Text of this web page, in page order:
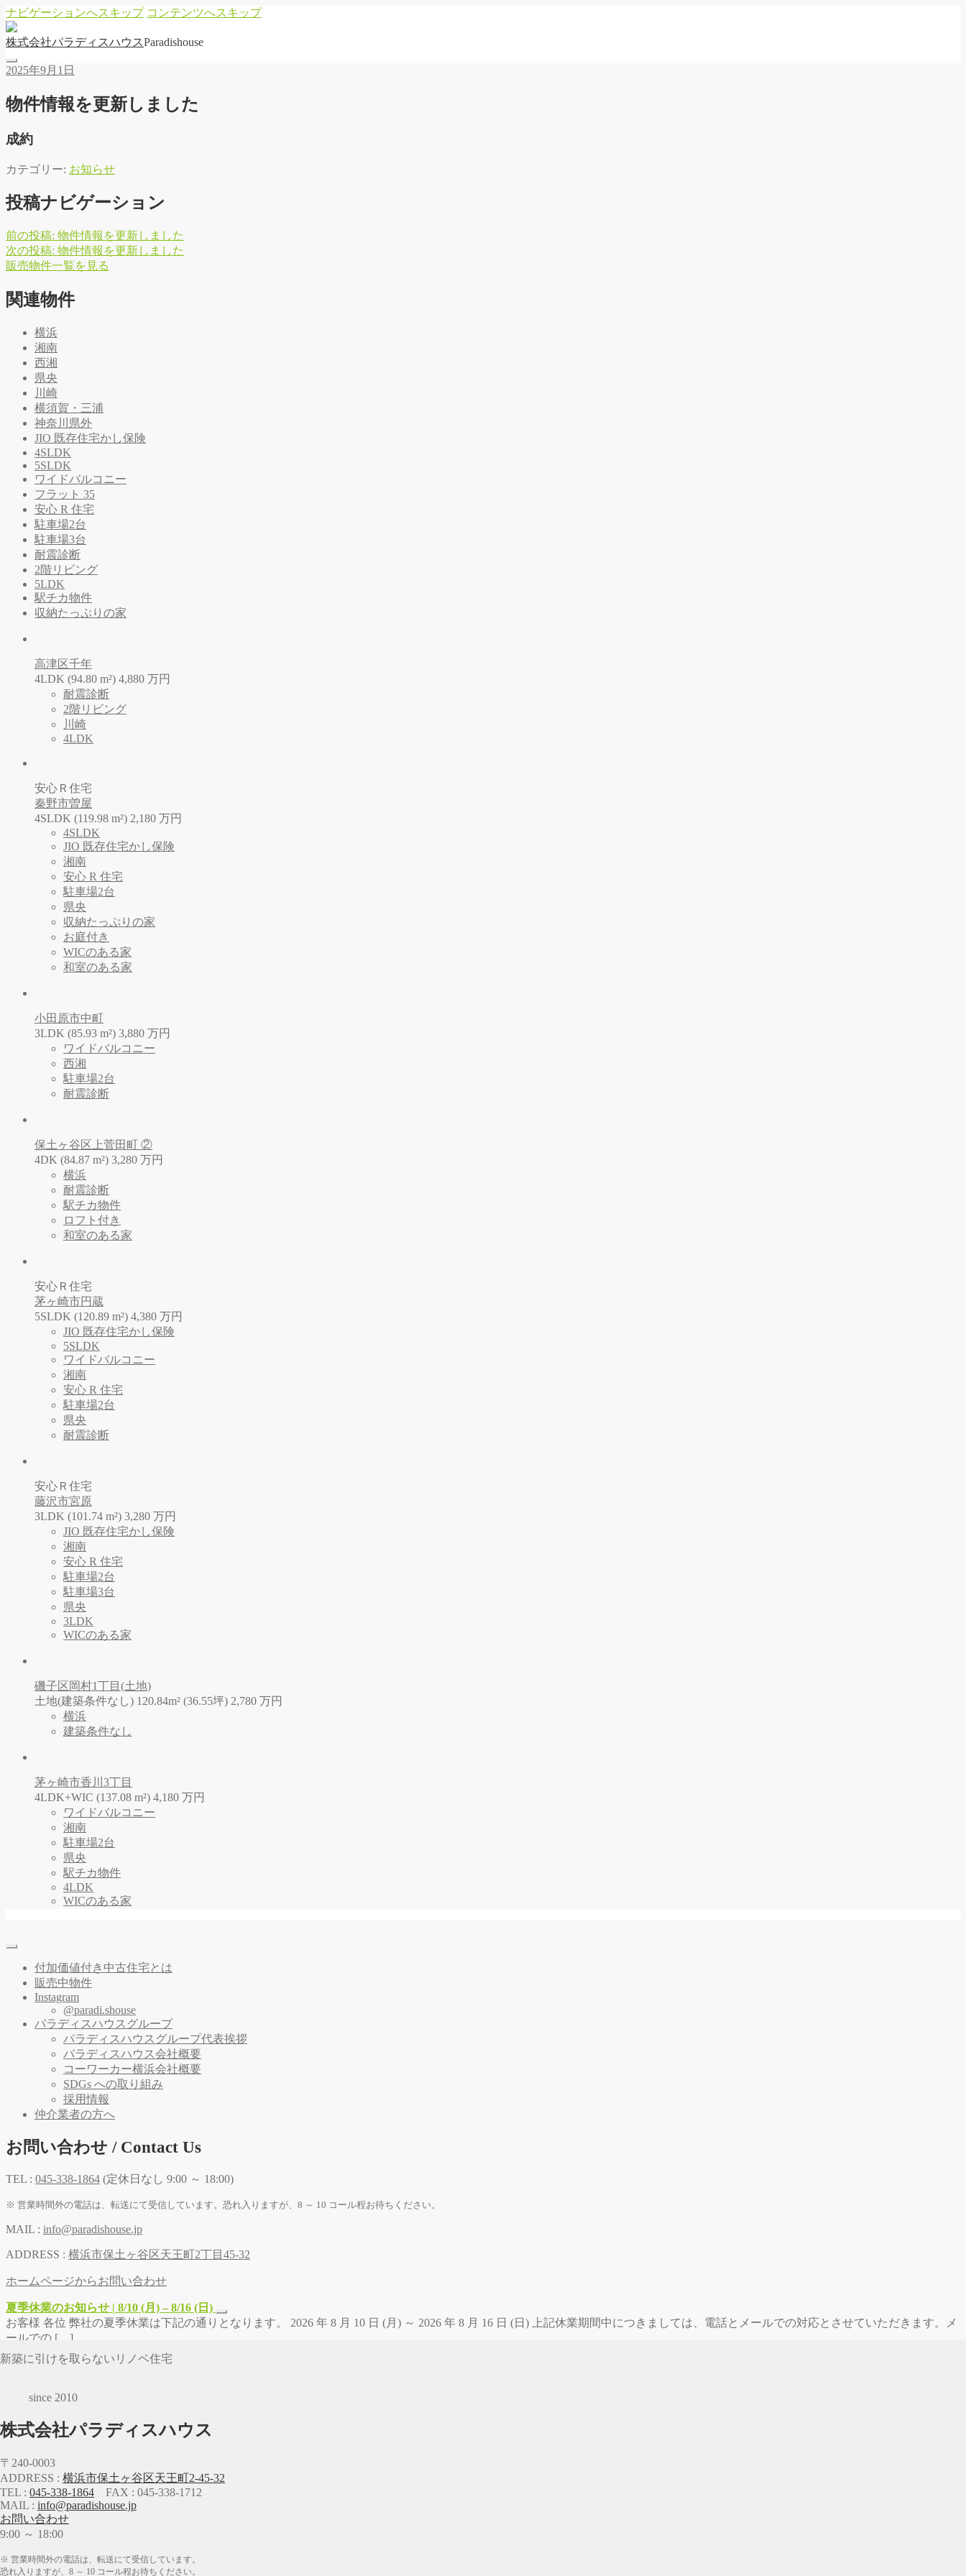
ナビゲーションへスキップ コンテンツへスキップ
株式会社パラディ スハウ スParadishouse
2025年9月1日
物件情報を更新しました
成約
カテゴリー: お知らせ
投稿ナビゲーション
前の投稿: 物件情報を更新しました
次の投稿: 物件情報を更新しました
販売物件一覧を 見る
関連物件
横浜
湘南
西湘
県央
川崎
横須賀・三浦
神奈川県外
JIO 既存住宅かし保険
4SLDK
5SLDK
ワイドバルコニー
フラット 35
安心 R 住宅
駐車場2台
駐車場3台
耐震診断
2階リビング
5LDK
駅チカ物件
収納たっぷりの家
高津区千年
4LDK (94.80 m²) 4,880 万円
耐震診断
2階リビング
川崎
4LDK
安心Ｒ住宅
秦野市曽屋
4SLDK (119.98 m²) 2,180 万円
4SLDK
JIO 既存住宅かし保険
湘南
安心 R 住宅
駐車場2台
県央
収納たっぷりの家
お庭付き
WICのある家
和室のある家
小田原市中町
3LDK (85.93 m²) 3,880 万円
ワイドバルコニー
西湘
駐車場2台
耐震診断
保土ヶ谷区上菅田町 ②
4DK (84.87 m²) 3,280 万円
横浜
耐震診断
駅チカ物件
ロフト付き
和室のある家
安心Ｒ住宅
茅ヶ崎市円蔵
5SLDK (120.89 m²) 4,380 万円
JIO 既存住宅かし保険
5SLDK
ワイドバルコニー
湘南
安心 R 住宅
駐車場2台
県央
耐震診断
安心Ｒ住宅
藤沢市宮原
3LDK (101.74 m²) 3,280 万円
JIO 既存住宅かし保険
湘南
安心 R 住宅
駐車場2台
駐車場3台
県央
3LDK
WICのある家
磯子区岡村1丁目(土地)
土地(建築条件なし) 120.84m² (36.55坪) 2,780 万円
横浜
建築条件なし
茅ヶ崎市香川3丁目
4LDK+WIC (137.08 m²) 4,180 万円
ワイドバルコニー
湘南
駐車場2台
県央
駅チカ物件
4LDK
WICのある家
新築に引けを取らないリノベ住宅
since 2010
株式会社パラディスハウス
〒240-0003
ADDRESS : 横浜市保土ヶ谷区天王町2-45-32
TEL : 045-338-1864 FAX : 045-338-1712
MAIL : info@paradishouse.jp
お問い合わせ
9:00 ～ 18:00
※ 営業時間外の電話は、転送にて受信しています。
恐れ入りますが、8 ～ 10 コール程お待ちください。
付加価値付き中古住宅とは
販売中物件
Instagram
@paradi.shouse
パラディスハウスグループ
パラディスハウスグループ代表挨拶
パラディスハウス会社概要
コーワーカー横浜会社概要
SDGs への取り組み
採用情報
仲介業者の方へ
お問い合わせ / Contact Us
TEL : 045-338-1864 (定休日なし 9:00 ～ 18:00)
※ 営業時間外の電話は、転送にて受信しています。恐れ入りますが、8 ～ 10 コール程お待ちください。
MAIL : info@paradishouse.jp
ADDRESS : 横浜市保土ヶ谷区天王町2丁目45-32
ホームページからお問い合わせ
夏季休業のお知らせ | 8/10 (月) – 8/16 (日)
お客様 各位 弊社の夏季休業は下記の通りとなります。 2026 年 8 月 10 日 (月) ～ 2026 年 8 月 16 日 (日) 上記休業期間中につきましては、電話とメールでの対応とさせていただきます。メ
ールでの […]